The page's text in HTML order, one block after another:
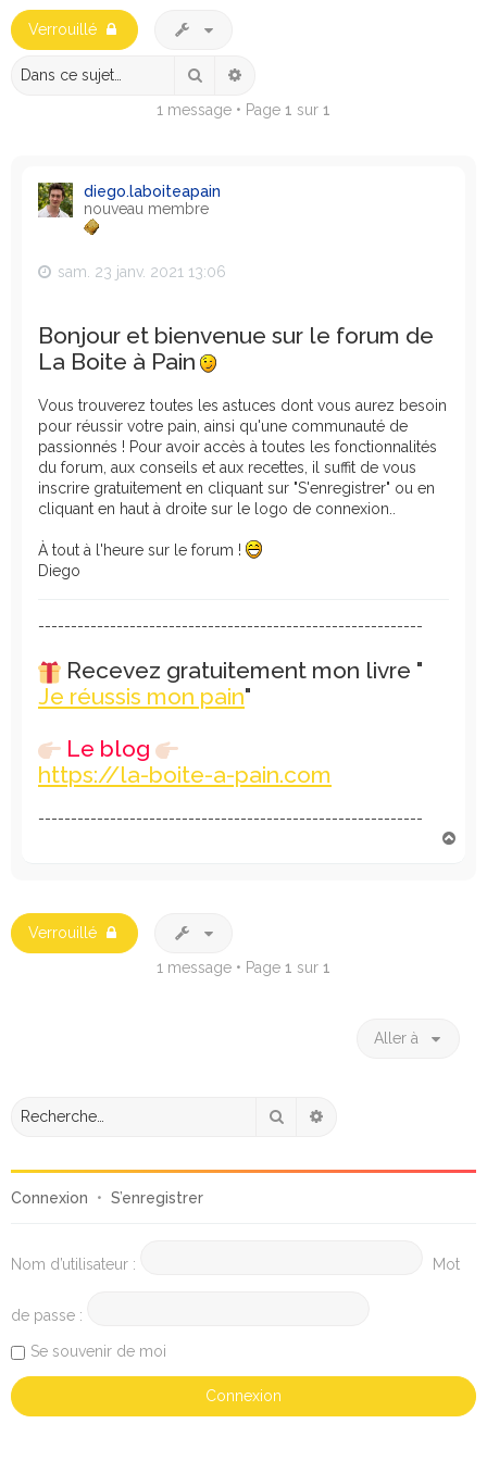
Verrouillé
Rechercher
1 message • Page 1 sur 1
diego.laboiteapain
nouveau membre
sam. 23 janv. 2021 13:06
Bonjour et bienvenue sur le forum de
La Boite à Pain
Vous trouverez toutes les astuces dont vous aurez besoin
pour réussir votre pain, ainsi qu'une communauté de
passionnés ! Pour avoir accès à toutes les fonctionnalités
du forum, aux conseils et aux recettes, il suffit de vous
inscrire gratuitement en cliquant sur "S'enregistrer" ou en
cliquant en haut à droite sur le logo de connexion..
À tout à l'heure sur le forum !
Diego
-----------------------------------------------------------
Recevez gratuitement mon livre "
Je réussis mon pain"
Le blog
https://la-boite-a-pain.com
-----------------------------------------------------------
Verrouillé
1 message • Page 1 sur 1
Aller à
Rechercher
Connexion • S’enregistrer
Nom d’utilisateur : Mot
de passe :
Se souvenir de moi